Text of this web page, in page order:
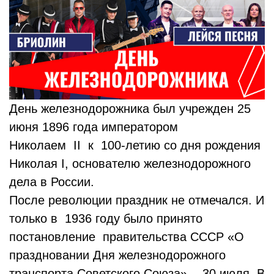
День железнодорожника был учрежден 25
июня 1896 года императором
Николаем II к 100-летию со дня рождения
Николая I, основателю железнодорожного
дела в России.
После революции праздник не отмечался. И
только в 1936 году было принято
постановление правительства СССР «О
праздновании Дня железнодорожного